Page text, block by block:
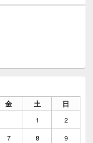
金 土 日
1
2
7 8
9